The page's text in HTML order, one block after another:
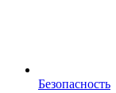
Безопасность